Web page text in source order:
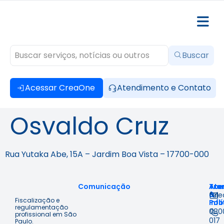
Acessar CreaOne Atendimento e Contato
Buscar
Osvaldo Cruz
Rua Yutaka Abe, 15A – Jardim Boa Vista – 17700-000
Fiscalização e
regulamentação
profissional em São
Paulo.
Comunicação
à
&
017